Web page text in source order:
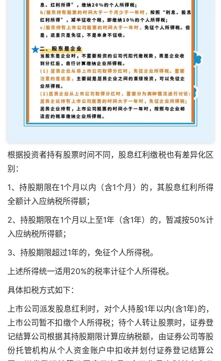
根据投资者持有股票时间不同，股息红利缴税也有差异化区
别：
1、持股期限在1个月以内（含1个月）的，其股息红利所得
全额计入应纳税所得额；
2、持股期限在1个月以上至1年（含1年）的，暂减按50%计
入应纳税所得额；
3、持股期限超过1年的，免征个人所得税。
上述所得统一适用20%的税率计征个人所得税。
具体扣税方式如下：
上市公司派发股息红利时，对个人持股1年以内(含1年)的，
上市公司暂不扣缴个人所得税；待个人转让股票时，证券登
记结算公司根据其持股期限计算应纳税额，由证券公司等股
份托管机构从个人资金账户中扣收并划付证券登记结算公